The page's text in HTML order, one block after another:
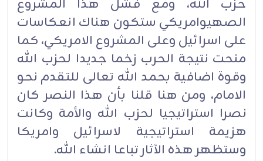
حزب الله، ومع فشل هذا المشروع
الصهيوامريكي ستكون هناك انعكاسات
على اسرائيل وعلى المشروع الامريكي، كما
منحت نتيجة الحرب زخما جديدا لحزب الله
وقوة اضافية بحمد الله تعالى للتقدم نحو
الامام، ومن هنا قلنا بأن هذا النصر كان
نصرا استراتيجيا لحزب الله والأمة وكانت
هزيمة استراتيجية لاسرائيل وامريكا
وستظهر هذه الآثار تباعا انشاء الله.